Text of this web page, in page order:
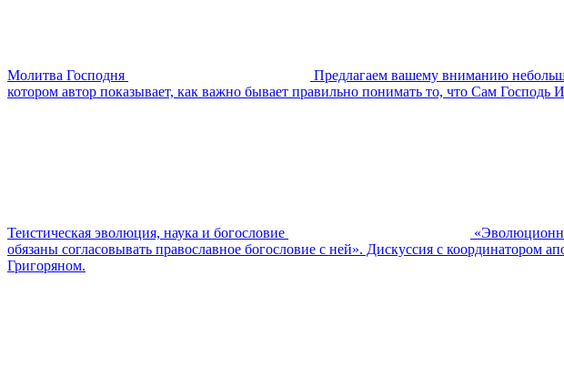
Молитва Господня
Предлагаем вашему вниманию
котором автор показывает, как важно бывает правильно понимать то, что Сам Господь
Теистическая эволюция, наука и богословие
обязаны согласовывать православное богословие с ней». Дискуссия с координатором
Григоряном.